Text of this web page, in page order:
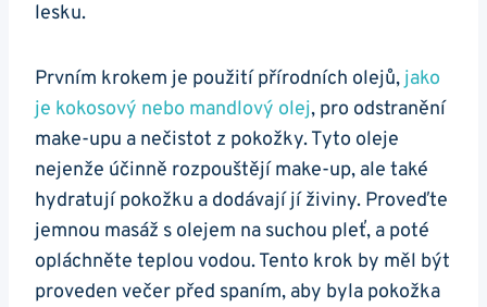
lesku.
Prvním krokem je použití přírodních ⁢olejů, jako
je​ kokosový⁣ nebo mandlový olej, pro odstranění ​
make-upu a nečistot z​ pokožky.​ Tyto oleje
nejenže účinně rozpouštějí⁣ make-up,‌ ale ​také
hydratují pokožku a dodávají ⁤jí živiny. Proveďte‌
jemnou masáž s olejem na suchou pleť, ⁤a poté
opláchněte teplou vodou. ‌Tento ⁢krok by měl být
proveden večer před⁣ spaním,‌ aby byla pokožka